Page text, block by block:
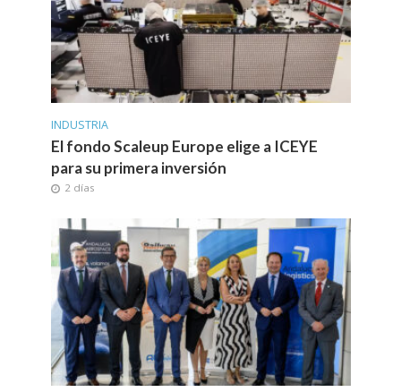
INDUSTRIA
El fondo Scaleup Europe elige a ICEYE
para su primera inversión
2 días